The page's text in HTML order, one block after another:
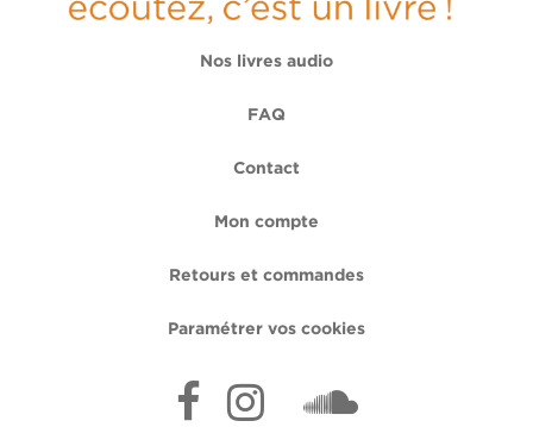
Nos livres audio
FAQ
Contact
Mon compte
Retours et commandes
Paramétrer vos cookies